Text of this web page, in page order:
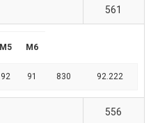
561
M5 M6
92 91 830 92.222
556